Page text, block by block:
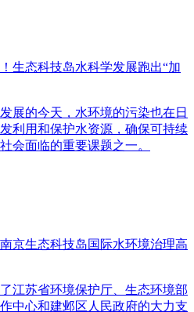
生态科技岛水科学发展跑出“加
展的今天，水环境的污染也在日
利用和保护水资源，确保可持续
会面临的重要课题之一。
京生态科技岛国际水环境治理高
江苏省环境保护厅、生态环境部
中心和建邺区人民政府的大力支